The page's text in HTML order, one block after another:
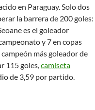
en Paraguay. Solo dos
la barrera de 200 goles:
es el goleador
y 7 en copas
más goleador de
115 goles,camiseta
de 3,59 por partido.